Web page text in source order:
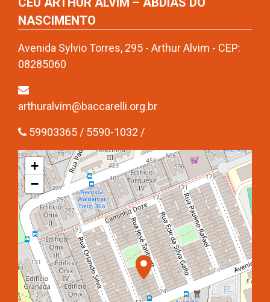
NASCIMENTO
Avenida Sylvio Torres, 295 - Arthur Alvim - CEP:
08285060
arthuralvim@baccarelli.org.br
59903365 / 5590-1032 /
+
−